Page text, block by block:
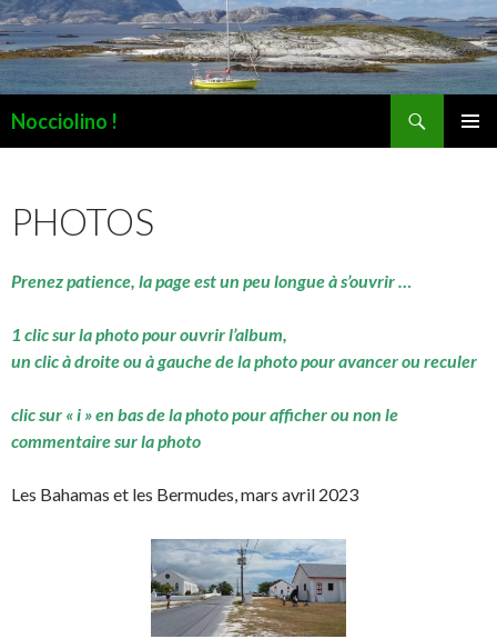
Nocciolino !
PHOTOS
Prenez patience, la page est un peu longue à s’ouvrir …
1 clic sur la photo pour ouvrir l’album,
un clic à droite ou à gauche de la photo pour avancer ou reculer
clic sur « i » en bas de la photo pour afficher ou non le
commentaire sur la photo
Les Bahamas et les Bermudes, mars avril 2023